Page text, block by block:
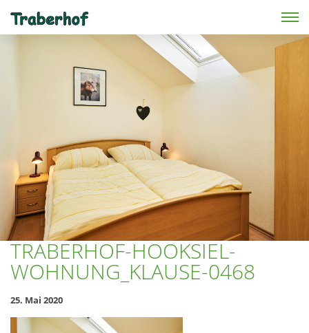
Skip to main content
TRABERHOF-HOOKSIEL-
WOHNUNG_KLAUSE-0468
25. Mai 2020